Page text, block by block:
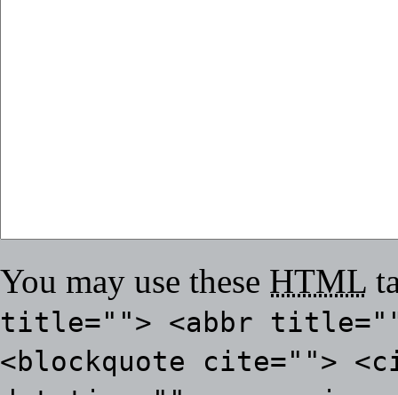
You may use these HTML
title=""> <abbr
<blockquote cite="">